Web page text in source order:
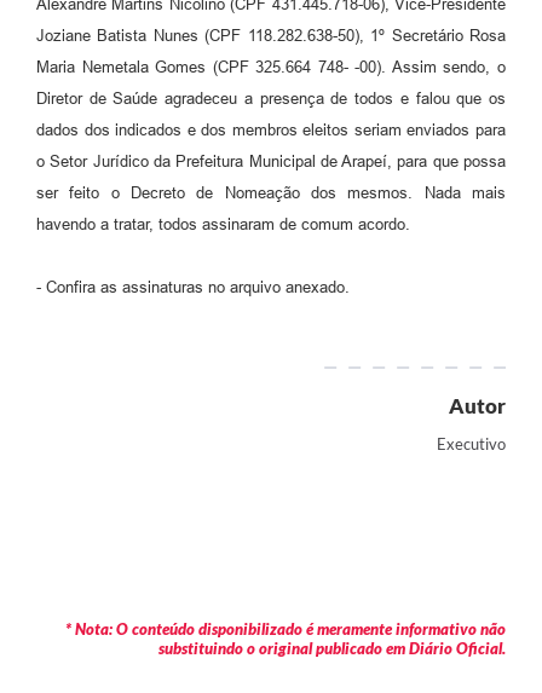
Alexandre Martins Nicolino (CPF 431.445.718-06), Vice-Presidente
Joziane Batista Nunes (CPF 118.282.638-50), 1º Secretário Rosa
Maria Nemetala Gomes (CPF 325.664 748- -00). Assim sendo, o
Diretor de Saúde agradeceu a presença de todos e falou que os
dados dos indicados e dos membros eleitos seriam enviados para
o Setor Jurídico da Prefeitura Municipal de Arapeí, para que possa
ser feito o Decreto de Nomeação dos mesmos. Nada mais
havendo a tratar, todos assinaram de comum acordo.
- Confira as assinaturas no arquivo anexado.
Autor
Executivo
* Nota: O conteúdo disponibilizado é meramente informativo não
substituindo o original publicado em Diário Oficial.